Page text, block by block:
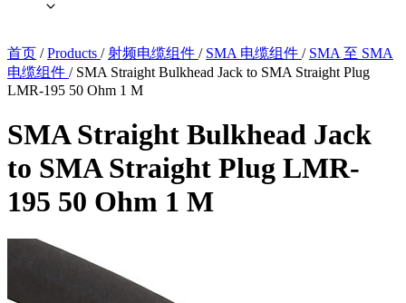
首页 / Products / 射频电缆组件 / SMA 电缆组件 / SMA 至 SMA
电缆组件 / SMA Straight Bulkhead Jack to SMA Straight Plug
LMR-195 50 Ohm 1 M
SMA Straight Bulkhead Jack
to SMA Straight Plug LMR-
195 50 Ohm 1 M